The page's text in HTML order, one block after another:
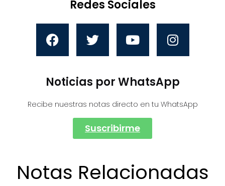
Redes Sociales
Noticias por WhatsApp
Recibe nuestras notas directo en tu WhatsApp
Suscribirme
Notas Relacionadas